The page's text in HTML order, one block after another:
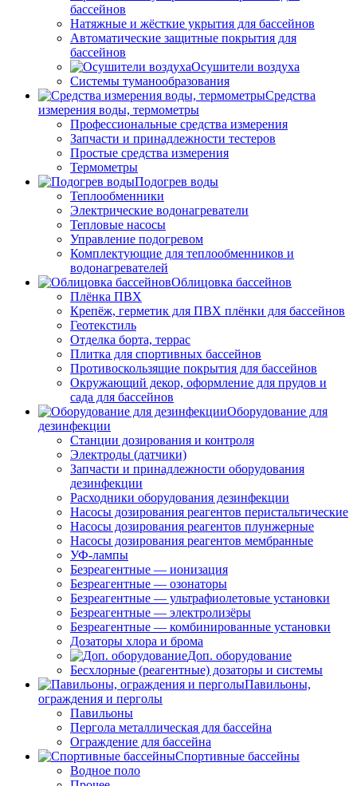
бассейнов
Натяжные и жёсткие укрытия для бассейнов
Автоматические защитные покрытия для
бассейнов
Осушители воздуха
Системы туманообразования
Средства
измерения воды, термометры
Профессиональные средства измерения
Запчасти и принадлежности тестеров
Простые средства измерения
Термометры
Подогрев воды
Теплообменники
Электрические водонагреватели
Тепловые насосы
Управление подогревом
Комплектующие для теплообменников и
водонагревателей
Облицовка бассейнов
Плёнка ПВХ
Крепёж, герметик для ПВХ плёнки для бассейнов
Геотекстиль
Отделка борта, террас
Плитка для спортивных бассейнов
Противоскользящие покрытия для бассейнов
Окружающий декор, оформление для прудов и
сада для бассейнов
Оборудование для
дезинфекции
Станции дозирования и контроля
Электроды (датчики)
Запчасти и принадлежности оборудования
дезинфекции
Расходники оборудования дезинфекции
Насосы дозирования реагентов перистальтические
Насосы дозирования реагентов плунжерные
Насосы дозирования реагентов мембранные
УФ-лампы
Безреагентные — ионизация
Безреагентные — озонаторы
Безреагентные — ультрафиолетовые установки
Безреагентные — электролизёры
Безреагентные — комбинированные установки
Дозаторы хлора и брома
Доп. оборудование
Бесхлорные (реагентные) дозаторы и системы
Павильоны,
ограждения и перголы
Павильоны
Пергола металлическая для бассейна
Ограждение для бассейна
Спортивные бассейны
Водное поло